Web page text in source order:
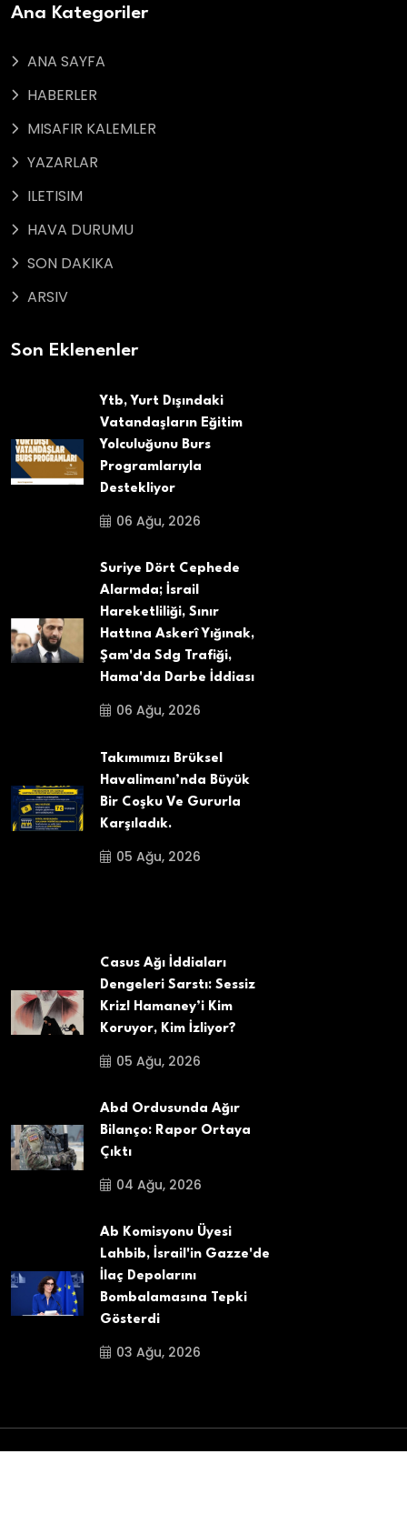
Ana Kategoriler
ANA SAYFA
HABERLER
MISAFIR KALEMLER
YAZARLAR
ILETISIM
HAVA DURUMU
SON DAKIKA
ARSIV
Son Eklenenler
Ytb, Yurt Dışındaki
Vatandaşların Eğitim
Yolculuğunu Burs
Programlarıyla
Destekliyor
06 Ağu, 2026
Suriye Dört Cephede
Alarmda; İsrail
Hareketliliği, Sınır
Hattına Askerî Yığınak,
Şam'da Sdg Trafiği,
Hama'da Darbe İddiası
06 Ağu, 2026
Takımımızı Brüksel
Havalimanı’nda Büyük
Bir Coşku Ve Gururla
Karşıladık.
05 Ağu, 2026
Casus Ağı İddiaları
Dengeleri Sarstı: Sessiz
Kriz! Hamaney’i Kim
Koruyor, Kim İzliyor?
05 Ağu, 2026
Abd Ordusunda Ağır
Bilanço: Rapor Ortaya
Çıktı
04 Ağu, 2026
Ab Komisyonu Üyesi
Lahbib, İsrail'in Gazze'de
İlaç Depolarını
Bombalamasına Tepki
Gösterdi
03 Ağu, 2026